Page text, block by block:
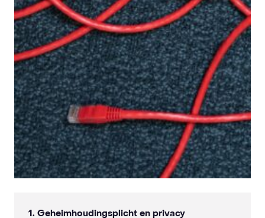
1. Geheimhoudingsplicht en privacy